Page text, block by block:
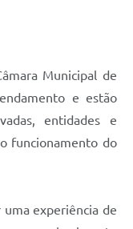
Municipal de
e estão
entidades e
funcionamento do
experiência de